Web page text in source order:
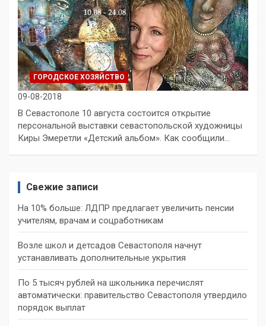
ГОРОДСКОЕ ХОЗЯЙСТВО
09-08-2018
В Севастополе 10 августа состоится открытие
персональной выставки севастопольской художницы
Киры Эмеретли «Детский альбом». Как сообщили…
Свежие записи
На 10% больше: ЛДПР предлагает увеличить пенсии
учителям, врачам и соцработникам
Возле школ и детсадов Севастополя начнут
устанавливать дополнительные укрытия
По 5 тысяч рублей на школьника перечислят
автоматически: правительство Севастополя утвердило
порядок выплат